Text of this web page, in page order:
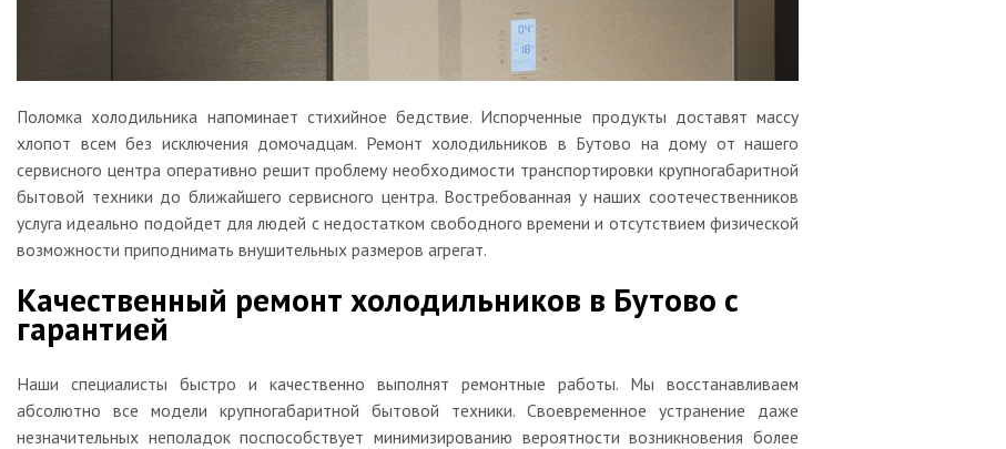
Поломка холодильника напоминает стихийное бедствие. Испорченные продукты доставят массу
хлопот всем без исключения домочадцам. Ремонт холодильников в Бутово на дому от нашего
сервисного центра оперативно решит проблему необходимости транспортировки крупногабаритной
бытовой техники до ближайшего сервисного центра. Востребованная у наших соотечественников
услуга идеально подойдет для людей с недостатком свободного времени и отсутствием физической
возможности приподнимать внушительных размеров агрегат.
Качественный ремонт холодильников в Бутово с
гарантией
Наши специалисты быстро и качественно выполнят ремонтные работы. Мы восстанавливаем
абсолютно все модели крупногабаритной бытовой техники. Своевременное устранение даже
незначительных неполадок поспособствует минимизированию вероятности возникновения более